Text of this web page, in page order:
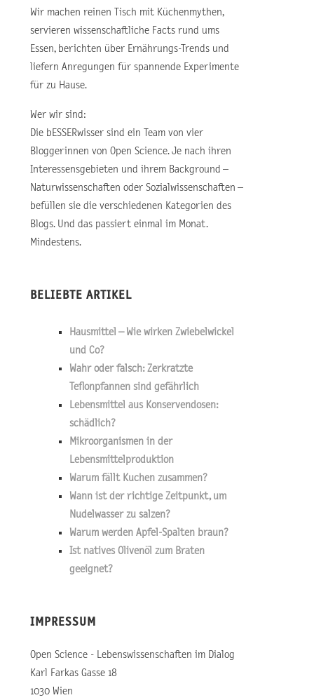
Wir machen reinen Tisch mit Küchenmythen,
servieren wissenschaftliche Facts rund ums
Essen, berichten über Ernährungs-Trends und
liefern Anregungen für spannende Experimente
für zu Hause.
Wer wir sind:
Die bESSERwisser sind ein Team von vier
Bloggerinnen von Open Science. Je nach ihren
Interessensgebieten und ihrem Background –
Naturwissenschaften oder Sozialwissenschaften –
befüllen sie die verschiedenen Kategorien des
Blogs. Und das passiert einmal im Monat.
Mindestens.
BELIEBTE ARTIKEL
Hausmittel – Wie wirken Zwiebelwickel
und Co?
Wahr oder falsch: Zerkratzte
Teflonpfannen sind gefährlich
Lebensmittel aus Konservendosen:
schädlich?
Mikroorganismen in der
Lebensmittelproduktion
Warum fällt Kuchen zusammen?
Wann ist der richtige Zeitpunkt, um
Nudelwasser zu salzen?
Warum werden Apfel-Spalten braun?
Ist natives Olivenöl zum Braten
geeignet?
IMPRESSUM
Open Science - Lebenswissenschaften im Dialog
Karl Farkas Gasse 18
1030 Wien